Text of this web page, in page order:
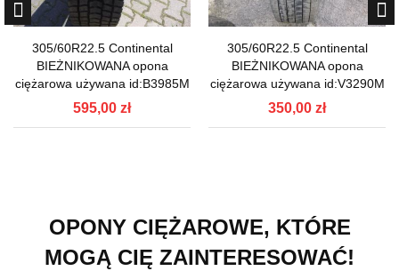
305/60R22.5 Continental
BIEŻNIKOWANA opona
ciężarowa używana id:B3985M
595,00 zł
305/60R22.5 Continental
BIEŻNIKOWANA opona
ciężarowa używana id:V3290M
350,00 zł
OPONY CIĘŻAROWE, KTÓRE
MOGĄ CIĘ ZAINTERESOWAĆ!